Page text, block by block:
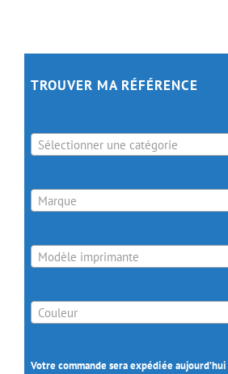
TROUVER MA RÉFÉRENCE
Sélectionner une catégorie
Marque
Modèle imprimante
Couleur
Votre commande sera expédiée